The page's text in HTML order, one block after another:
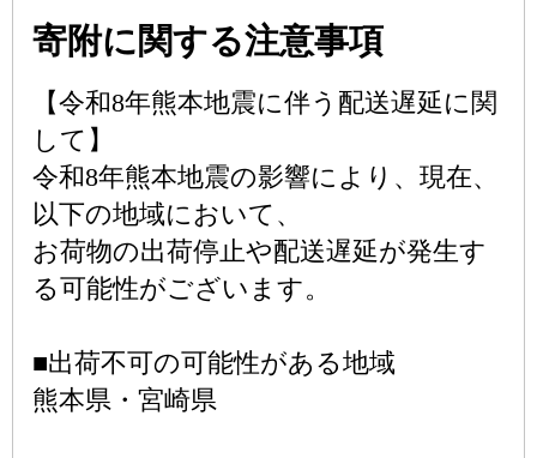
寄附に関する注意事項
【令和8年熊本地震に伴う配送遅延に関
して】
令和8年熊本地震の影響により、現在、
以下の地域において、
お荷物の出荷停止や配送遅延が発生す
る可能性がございます。
■出荷不可の可能性がある地域
熊本県・宮崎県